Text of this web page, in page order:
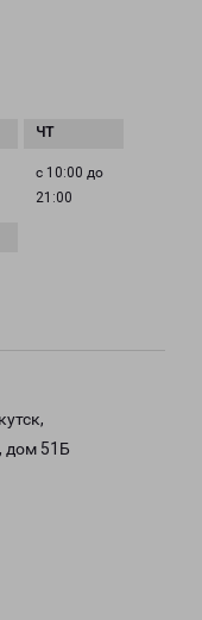
с 10:00 до
21:00
дом 51Б